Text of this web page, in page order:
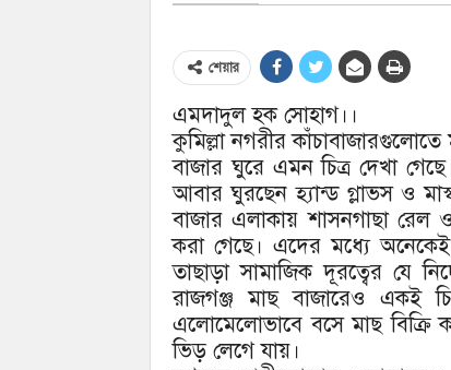
শেয়ার
এমদাদুল হক সোহাগ।।
কুমিল্লা নগরীর
বাজার ঘুরে এমন চিত্র দেখা
আবার ঘুরছেন হ্যান্ড গ্লাভস ও
বাজার এলাকায় শাসনগাছা রেল
করা গেছে। এদের মধ্যে
তাছাড়া সামাজিক দূরত্বের যে
রাজগঞ্জ মাছ বাজারেও একই
এলোমেলোভাবে বসে মাছ বিক্রি
ভিড় লেগে যায়।